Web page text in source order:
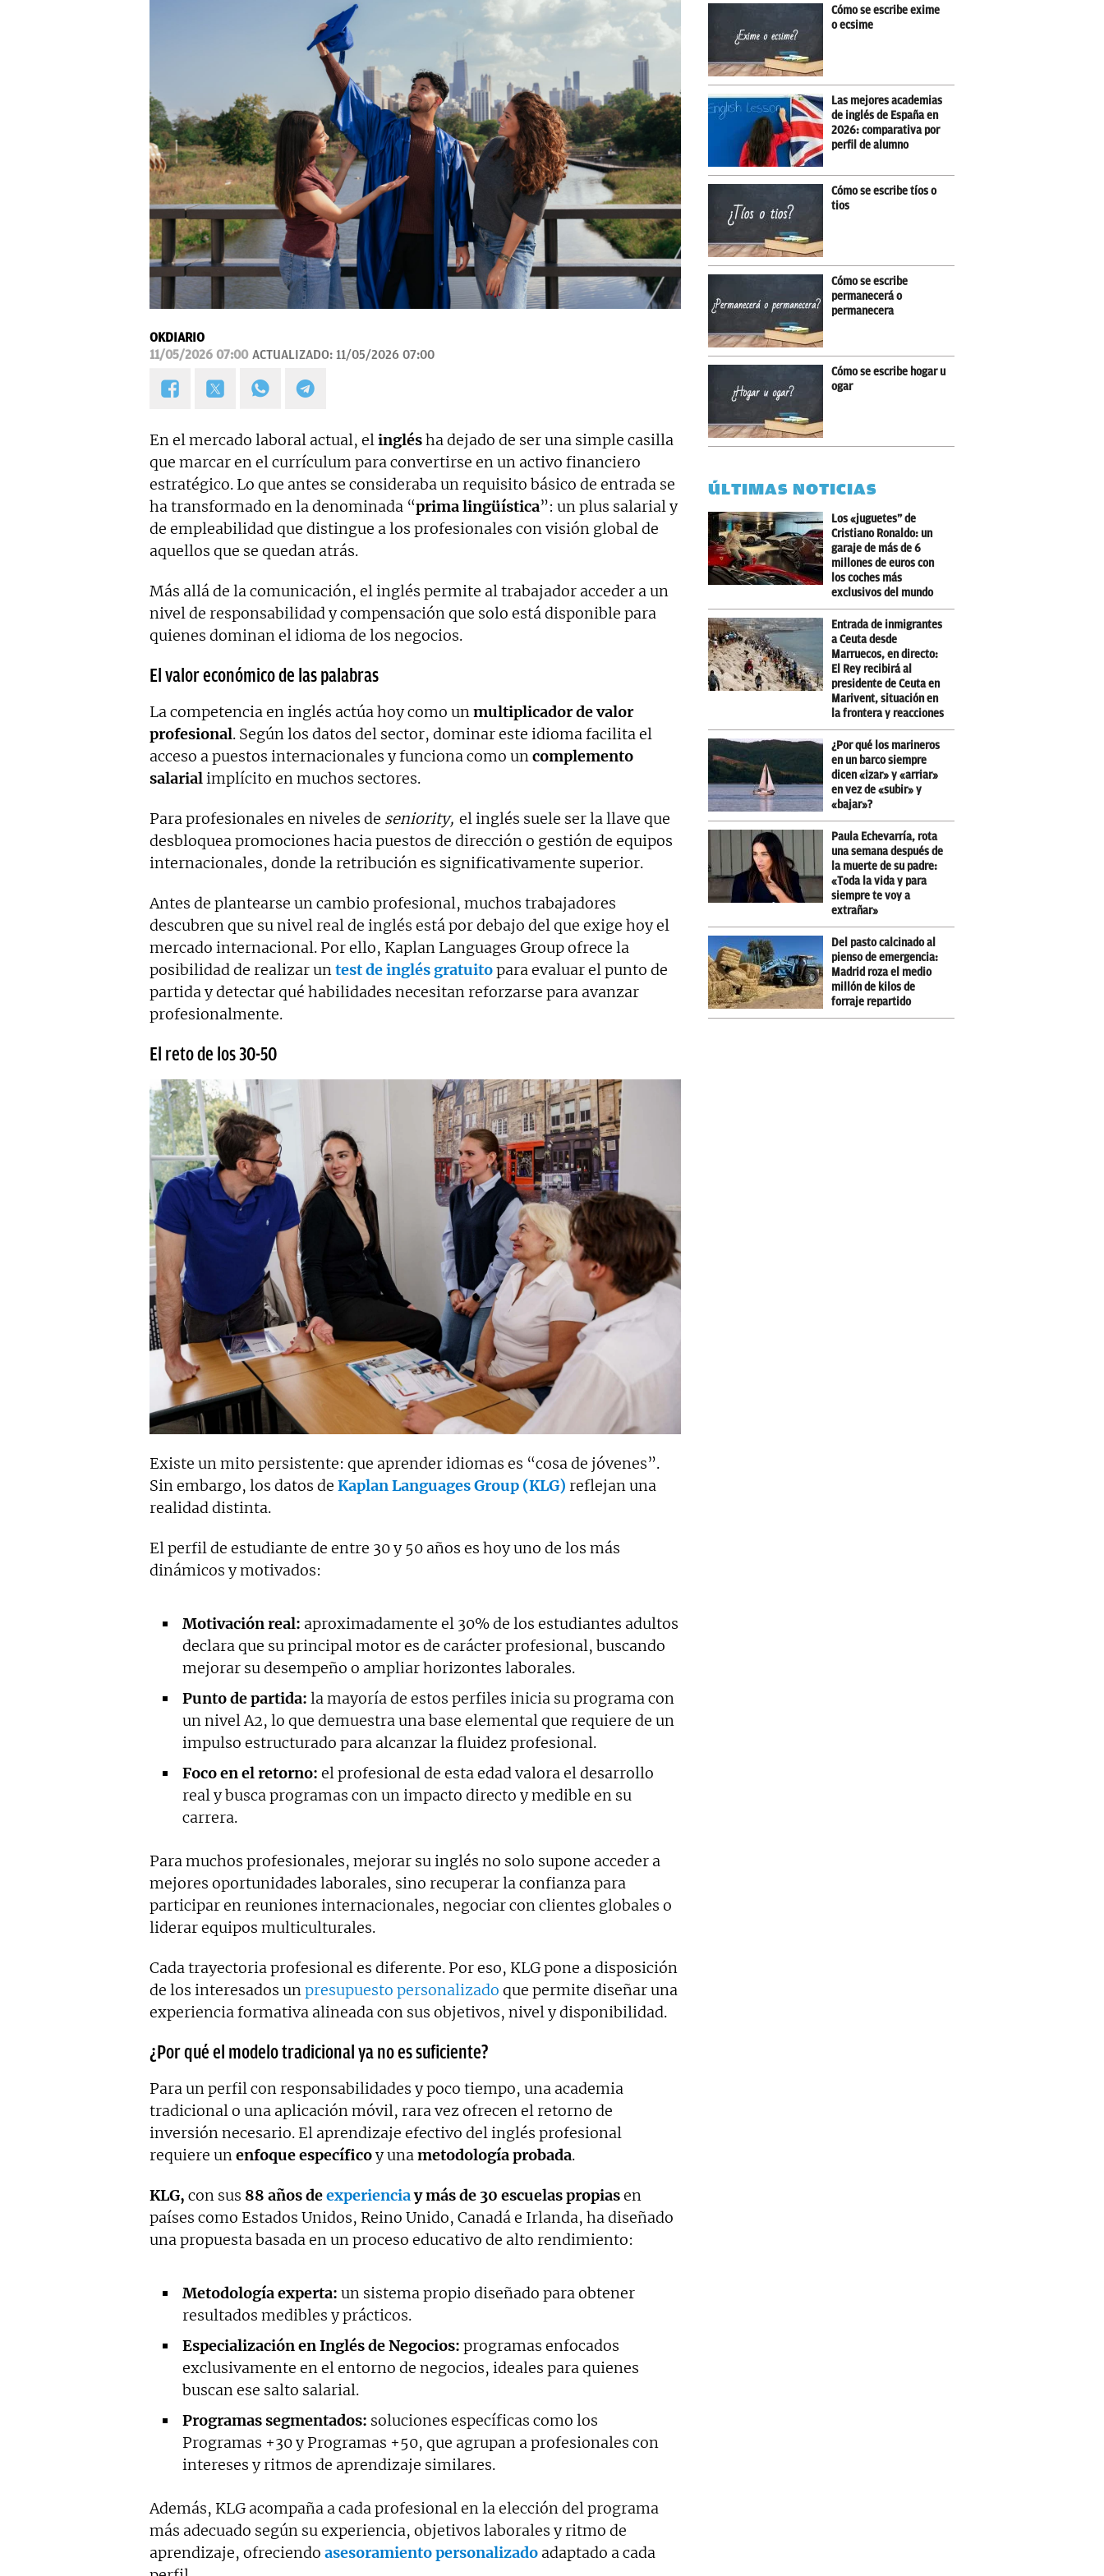
OKDIARIO
11/05/2026 07:00 ACTUALIZADO: 11/05/2026 07:00
En el mercado laboral actual, elinglésha dejado de ser una simple casilla
que marcar en el currículum para convertirse en un activo financiero
estratégico. Lo que antes se consideraba un requisito básico de entrada se
ha transformado en la denominada “prima lingüística”: un plus salarial y
de empleabilidad que distingue a los profesionales con visión global de
aquellos que se quedan atrás.
Más allá de la comunicación, el inglés permite al trabajador acceder a un
nivel de responsabilidad y compensación que solo está disponible para
quienes dominan el idioma de los negocios.
El valor económico de las palabras
La competencia en inglés actúa hoy como unmultiplicador de valor
profesional. Según los datos del sector, dominar este idioma facilita el
acceso a puestos internacionales y funciona como uncomplemento
salarialimplícito en muchos sectores.
Para profesionales en niveles de seniority, el inglés suele ser la llave que
desbloquea promociones hacia puestos de dirección o gestión de equipos
internacionales, donde la retribución es significativamente superior.
Antes de plantearse un cambio profesional, muchos trabajadores
descubren que su nivel real de inglés está por debajo del que exige hoy el
mercado internacional. Por ello, Kaplan Languages Group ofrece la
posibilidad de realizar untest de inglés gratuitopara evaluar el punto de
partida y detectar qué habilidades necesitan reforzarse para avanzar
profesionalmente.
El reto de los 30-50
Existe un mito persistente: que aprender idiomas es “cosa de jóvenes”.
Sin embargo, los datos de Kaplan Languages Group (KLG) reflejan una
realidad distinta.
El perfil de estudiante de entre 30 y 50 años es hoy uno de los más
dinámicos y motivados:
Motivación real: aproximadamente el 30% de los estudiantes adultos
declara que su principal motor es de carácter profesional, buscando
mejorar su desempeño o ampliar horizontes laborales.
Punto de partida: la mayoría de estos perfiles inicia su programa con
un nivel A2, lo que demuestra una base elemental que requiere de un
impulso estructurado para alcanzar la fluidez profesional.
Foco en el retorno: el profesional de esta edad valora el desarrollo
real y busca programas con un impacto directo y medible en su
carrera.
Para muchos profesionales, mejorar su inglés no solo supone acceder a
mejores oportunidades laborales, sino recuperar la confianza para
participar en reuniones internacionales, negociar con clientes globales o
liderar equipos multiculturales.
Cada trayectoria profesional es diferente. Por eso, KLG pone a disposición
de los interesados unpresupuesto personalizado que permite diseñar una
experiencia formativa alineada con sus objetivos, nivel y disponibilidad.
¿Por qué el modelo tradicional ya no es suficiente?
Para un perfil con responsabilidades y poco tiempo, una academia
tradicional o una aplicación móvil, rara vez ofrecen el retorno de
inversión necesario. El aprendizaje efectivo del inglés profesional
requiere unenfoque específicoy unametodología probada.
KLG, con sus 88 años deexperienciay más de 30 escuelas propiasen
países como Estados Unidos, Reino Unido, Canadá e Irlanda, ha diseñado
una propuesta basada en un proceso educativo de alto rendimiento:
Metodología experta: un sistema propio diseñado para obtener
resultados medibles y prácticos.
Especialización en Inglés de Negocios: programas enfocados
exclusivamente en el entorno de negocios, ideales para quienes
buscan ese salto salarial.
Programas segmentados: soluciones específicas como los
Programas +30 y Programas +50, que agrupan a profesionales con
intereses y ritmos de aprendizaje similares.
Además, KLG acompaña a cada profesional en la elección del programa
más adecuado según su experiencia, objetivos laborales y ritmo de
aprendizaje, ofreciendo asesoramiento personalizado adaptado a cada
Cómo se escribe exime
o ecsime
Las mejores academias
de inglés de España en
2026: comparativa por
perfil de alumno
Cómo se escribe tíos o
tios
Cómo se escribe
permanecerá o
permanecera
Cómo se escribe hogar u
ogar
ÚLTIMAS NOTICIAS
Los «juguetes” de
Cristiano Ronaldo: un
garaje de más de 6
millones de euros con
los coches más
exclusivos del mundo
Entrada de inmigrantes
a Ceuta desde
Marruecos, en directo:
El Rey recibirá al
presidente de Ceuta en
Marivent, situación en
la frontera y reacciones
¿Por qué los marineros
en un barco siempre
dicen «izar» y «arriar»
en vez de «subir» y
«bajar»?
Paula Echevarría, rota
una semana después de
la muerte de su padre:
«Toda la vida y para
siempre te voy a
extrañar»
Del pasto calcinado al
pienso de emergencia:
Madrid roza el medio
millón de kilos de
forraje repartido